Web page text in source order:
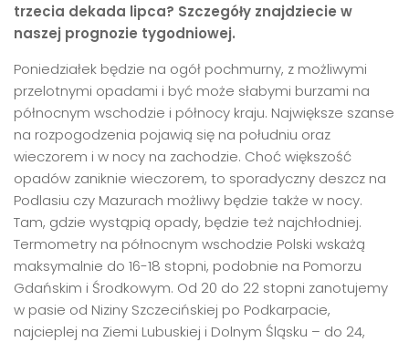
trzecia dekada lipca? Szczegóły znajdziecie w
naszej prognozie tygodniowej.
Poniedziałek będzie na ogół pochmurny, z możliwymi
przelotnymi opadami i być może słabymi burzami na
północnym wschodzie i północy kraju. Największe szanse
na rozpogodzenia pojawią się na południu oraz
wieczorem i w nocy na zachodzie. Choć większość
opadów zaniknie wieczorem, to sporadyczny deszcz na
Podlasiu czy Mazurach możliwy będzie także w nocy.
Tam, gdzie wystąpią opady, będzie też najchłodniej.
Termometry na północnym wschodzie Polski wskażą
maksymalnie do 16-18 stopni, podobnie na Pomorzu
Gdańskim i Środkowym. Od 20 do 22 stopni zanotujemy
w pasie od Niziny Szczecińskiej po Podkarpacie,
najcieplej na Ziemi Lubuskiej i Dolnym Śląsku – do 24,